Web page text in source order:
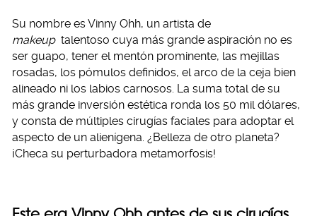
Su nombre es Vinny Ohh, un artista de
makeup talentoso cuya más grande aspiración no es
ser guapo, tener el mentón prominente, las mejillas
rosadas, los pómulos definidos, el arco de la ceja bien
alineado ni los labios carnosos. La suma total de su
más grande inversión estética ronda los 50 mil dólares,
y consta de múltiples cirugías faciales para adoptar el
aspecto de un alienígena. ¿Belleza de otro planeta?
¡Checa su perturbadora metamorfosis!